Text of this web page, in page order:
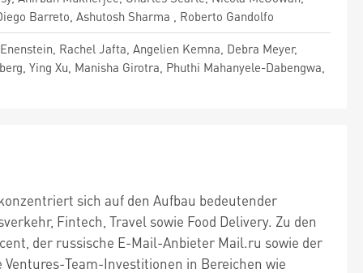
Barreto, Ashutosh Sharma , Roberto Gandolfo
Rachel Jafta, Angelien Kemna, Debra Meyer,
Ying Xu, Manisha Girotra, Phuthi Mahanyele-Dabengwa,
sich auf den Aufbau bedeutender
Fintech, Travel sowie Food Delivery. Zu den
der russische E-Mail-Anbieter Mail.ru sowie der
Team-Investitionen in Bereichen wie